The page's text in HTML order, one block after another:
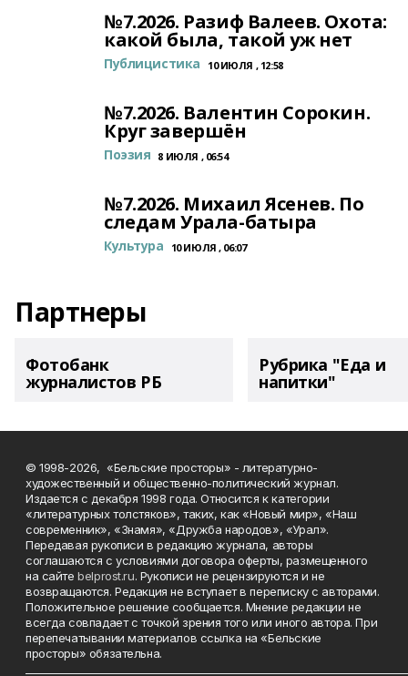
№7.2026. Разиф Валеев. Охота:
какой была, такой уж нет
Публицистика 10 ИЮЛЯ , 12:58
№7.2026. Валентин Сорокин.
Круг завершён
Поэзия 8 ИЮЛЯ , 06:54
№7.2026. Михаил Ясенев. По
следам Урала-батыра
Культура 10 ИЮЛЯ , 06:07
Партнеры
Фотобанк
журналистов РБ
Рубрика "Еда и
напитки"
© 1998-2026, «Бельские просторы» - литературно-
художественный и общественно-политический журнал.
Издается с декабря 1998 года. Относится к категории
«литературных толстяков», таких, как «Новый мир», «Наш
современник», «Знамя», «Дружба народов», «Урал».
Передавая рукописи в редакцию журнала, авторы
соглашаются с условиями договора оферты, размещенного
на сайтеbelprost.ru. Рукописи не рецензируются и не
возвращаются. Редакция не вступает в переписку с авторами.
Положительное решение сообщается. Мнение редакции не
всегда совпадает с точкой зрения того или иного автора. При
перепечатывании материалов ссылка на «Бельские
просторы» обязательна.